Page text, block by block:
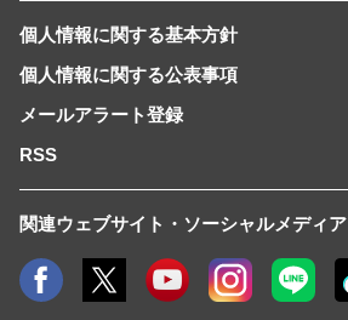
個人情報に関する基本方針
個人情報に関する公表事項
メールアラート登録
RSS
関連ウェブサイト・ソーシャルメディア